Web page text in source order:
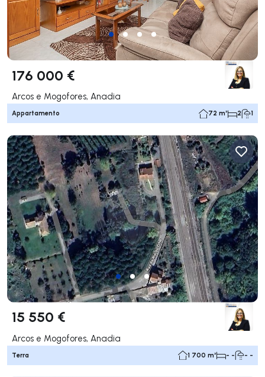
176 000 €
Arcos e Mogofores, Anadia
Appartamento 72 m² 2 1
15 550 €
Arcos e Mogofores, Anadia
Terra 1 700 m² - - - -